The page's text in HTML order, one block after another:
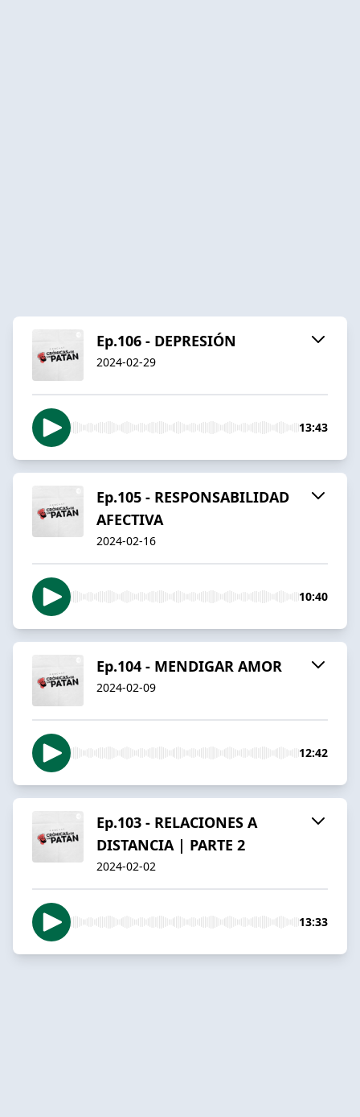
Ep.106 - DEPRESIÓN
2024-02-29
13:43
Ep.105 - RESPONSABILIDAD
AFECTIVA
2024-02-16
10:40
Ep.104 - MENDIGAR AMOR
2024-02-09
12:42
Ep.103 - RELACIONES A
DISTANCIA | PARTE 2
2024-02-02
13:33